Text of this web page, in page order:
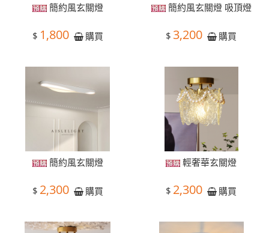
簡約風玄關燈
$ 1,800 購買
簡約風玄關燈 吸頂燈
$ 3,200 購買
簡約風玄關燈
$ 2,300 購買
輕奢華玄關燈
$ 2,300 購買